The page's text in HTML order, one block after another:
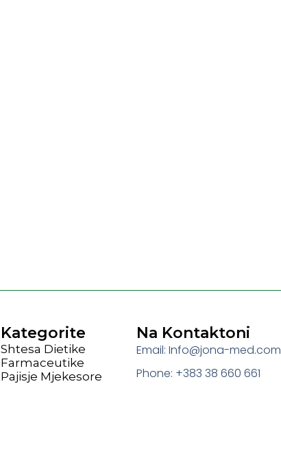
Kategorite
Shtesa Dietike
Farmaceutike
Pajisje Mjekesore
Na Kontaktoni
Email: Info@jona-med.com
Phone: +383 38 660 661